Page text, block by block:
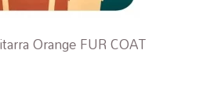
Orange FUR COAT